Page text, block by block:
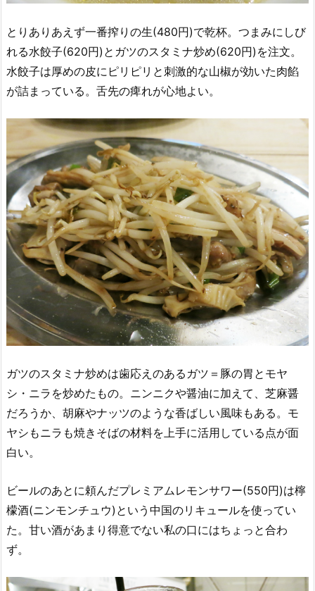
とりありあえず一番搾りの生(480円)で乾杯。つまみにしび
れる水餃子(620円)とガツのスタミナ炒め(620円)を注文。
水餃子は厚めの皮にピリピリと刺激的な山椒が効いた肉餡
が詰まっている。舌先の痺れが心地よい。
ガツのスタミナ炒めは歯応えのあるガツ＝豚の胃とモヤ
シ・ニラを炒めたもの。ニンニクや醤油に加えて、芝麻醤
だろうか、胡麻やナッツのような香ばしい風味もある。モ
ヤシもニラも焼きそばの材料を上手に活用している点が面
白い。
ビールのあとに頼んだプレミアムレモンサワー(550円)は檸
檬酒(ニンモンチュウ)という中国のリキュールを使ってい
た。甘い酒があまり得意でない私の口にはちょっと合わ
ず。